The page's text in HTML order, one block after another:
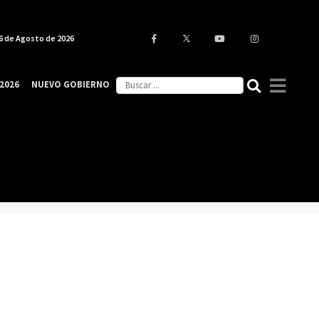
de Agosto de 2026
NUEVO GOBIERNO